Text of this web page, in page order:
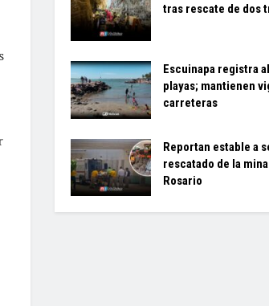
tras rescate de dos
Escuinapa registra
playas; mantienen
carreteras
Reportan estable a
rescatado de la
Rosario